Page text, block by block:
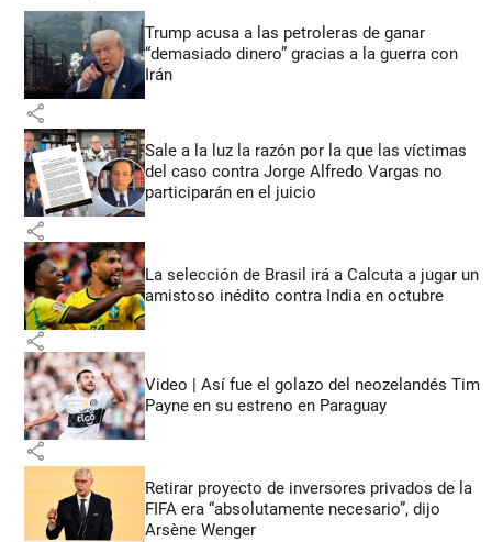
Trump acusa a las petroleras de ganar
“demasiado dinero” gracias a la guerra con
Irán
share
Sale a la luz la razón por la que las víctimas
del caso contra Jorge Alfredo Vargas no
participarán en el juicio
share
La selección de Brasil irá a Calcuta a jugar un
amistoso inédito contra India en octubre
share
Video | Así fue el golazo del neozelandés Tim
Payne en su estreno en Paraguay
share
Retirar proyecto de inversores privados de la
FIFA era “absolutamente necesario”, dijo
Arsène Wenger